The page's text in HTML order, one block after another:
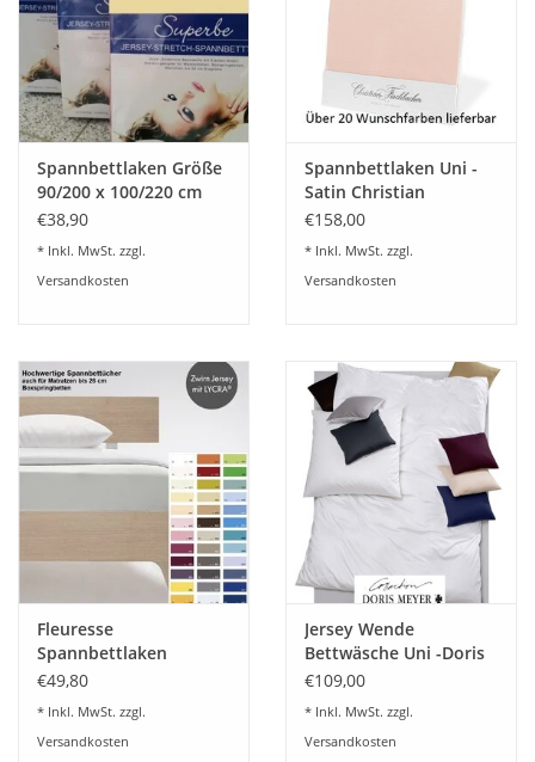
Spannbettlaken Größe
90/200 x 100/220 cm
Jersey Stretch - Kirsten
30 cm Höhe,
Boxspring- und
€38,90
* Inkl. MwSt. zzgl.
Versandkosten
Spannbettlaken Uni -
Satin Christian
Fischbacher
€158,00
* Inkl. MwSt. zzgl.
Versandkosten
Fleuresse
Spannbettlaken
comfort 9-Farben
€49,80
* Inkl. MwSt. zzgl.
Versandkosten
Jersey Wende
Bettwäsche Uni -Doris
Meyer-100% feinste
€109,00
* Inkl. MwSt. zzgl.
Versandkosten